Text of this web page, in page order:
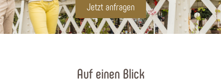
Jetzt anfragen
Auf einen Blick